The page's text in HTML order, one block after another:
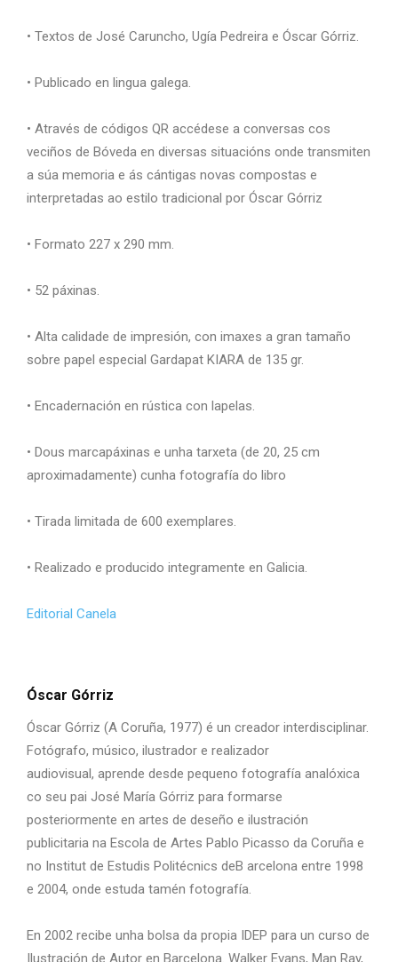
• Textos de José Caruncho, Ugía Pedreira e Óscar Górriz.
• Publicado en lingua galega.
• Através de códigos QR accédese a conversas cos
veciños de Bóveda en diversas situacións onde transmiten
a súa memoria e ás cántigas novas compostas e
interpretadas ao estilo tradicional por Óscar Górriz
• Formato 227 x 290 mm.
• 52 páxinas.
• Alta calidade de impresión, con imaxes a gran tamaño
sobre papel especial Gardapat KIARA de 135 gr.
• Encadernación en rústica con lapelas.
• Dous marcapáxinas e unha tarxeta (de 20, 25 cm
aproximadamente) cunha fotografía do libro
• Tirada limitada de 600 exemplares.
• Realizado e producido integramente en Galicia.
Editorial Canela
Óscar Górriz
Óscar Górriz (A Coruña, 1977) é un creador interdisciplinar.
Fotógrafo, músico, ilustrador e realizador
audiovisual, aprende desde pequeno fotografía analóxica
co seu pai José María Górriz para formarse
posteriormente en artes de deseño e ilustración
publicitaria na Escola de Artes Pablo Picasso da Coruña e
no Institut de Estudis Politécnics deB arcelona entre 1998
e 2004, onde estuda tamén fotografía.
En 2002 recibe unha bolsa da propia IDEP para un curso de
Ilustración de Autor en Barcelona. Walker Evans, Man Ray,